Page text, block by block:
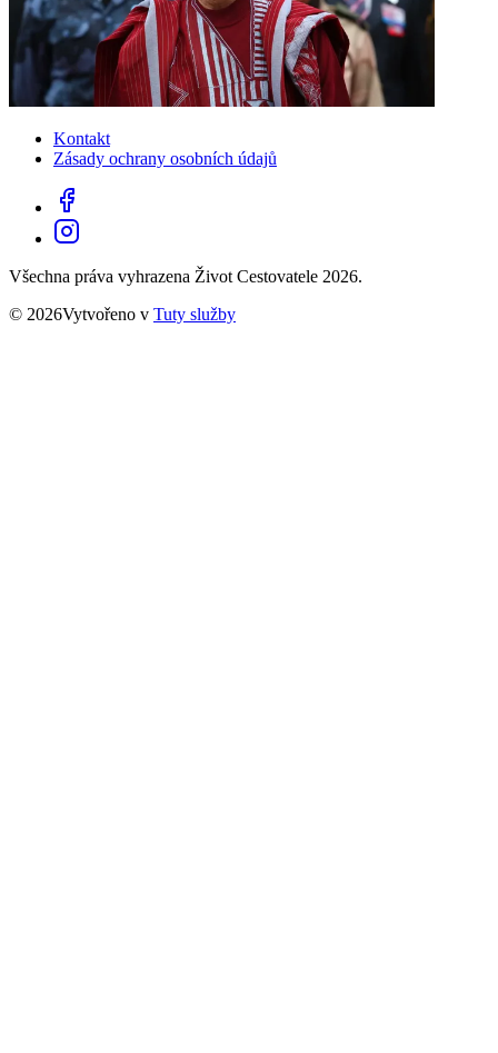
Kontakt
Zásady ochrany osobních údajů
Všechna práva vyhrazena Život Cestovatele 2026.
© 2026Vytvořeno v Tuty služby